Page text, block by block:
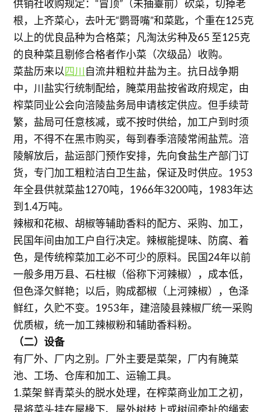
供销社收购规定：“冒顶”（未抽薹前）砍菜，切掉老
根，上齐菜心，去叶无“鹦哥嘴”和菜匙，个重在125克
以上的优良品种为合格菜；凡淘汰劣种及65 至125克
的良种菜且剔修合格者作小菜（次级品）收购。
菜盐历来以四川自流井粗粒井盐为主。抗日战争期
中，川盐实行统制配给，腌菜用盐按省政府规定，由
榨菜同业公会向涪陵盐务局申请核定供应。但手续苛
繁，盐局可任意核减，或不按时供给，加工户到时须
用，不得不在黑市购买，每到春季涪陵常闹盐荒。涪
陵解放后，盐运部门预作安排，先向食盐生产部门订
货，专门加工粗粒洁白卫生盐，保证及时供应。1953
年全县供就菜盐1270吨，1966年3200吨，1983年达
到1.4万吨。
辣椒和花椒、胡椒等辅助香料的配方、采购、加工，
民国年间由加工户自行决定。辣椒能提味、防腐、着
色，是传统榨菜加工必不可少的原料。民国24年以前
一般多用万县、石柱椒（俗称下河辣椒），成本低，
但色泽欠鲜艳；以后，购成都椒（上河辣椒），色泽
鲜红，久贮不变。1953年，建涪陵县辣椒厂统一采购
优质椒，统一加工辣椒粉和辅助香料粉。
（二）设备
有厂外、厂内之别。厂外主要是菜架，厂内有腌菜
池、工场、仓库和加工、运输工具。
1.菜架 鲜青菜头的脱水处理，在榨菜商业加工之初，
是将菜头挂在屋椽下、屋外树枝上或树间牵扯的绳索